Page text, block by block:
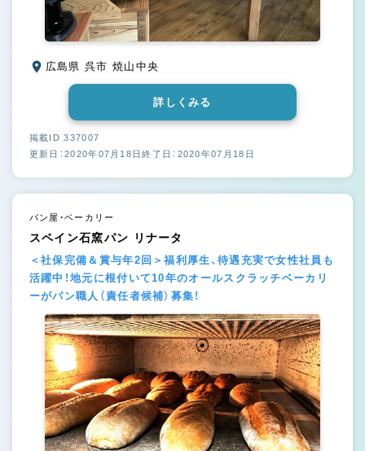
広島県 呉市 焼山中央
詳しくみる
掲載ID 337007
更新日：2020年07月18日終了日：2020年07月18日
パン屋・ベーカリー
スペイン石窯パン リナータ
＜社保完備＆賞与年2回＞福利厚生、待遇充実で女性社員も
活躍中！地元に根付いて10年のオールスクラッチベーカリ
ーがパン職人（責任者候補）募集！